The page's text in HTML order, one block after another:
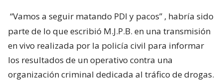
“Vamos a seguir matando PDI y pacos” , habría sido
parte de lo que escribió M.J.P.B. en una transmisión
en vivo realizada por la policía civil para informar
los resultados de un operativo contra una
organización criminal dedicada al tráfico de drogas.